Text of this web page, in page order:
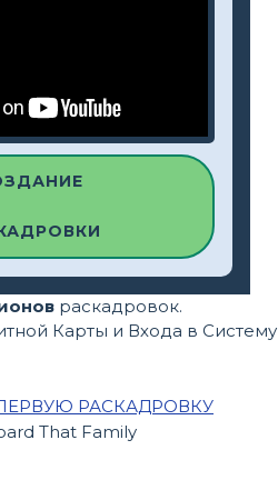
раскадровок.
Карты и Входа в Систему
РАСКАДРОВКУ